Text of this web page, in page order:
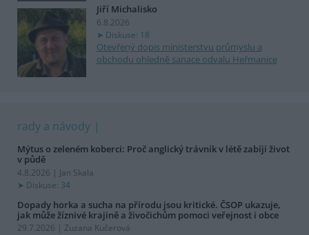
Jiří Michalisko
6.8.2026
Diskuse: 18
Otevřený dopis ministerstvu průmyslu a
obchodu ohledně sanace odvalu Heřmanice
rady a návody
Mýtus o zeleném koberci: Proč anglický trávník v létě zabíjí život
v půdě
4.8.2026 | Jan Skala
Diskuse: 34
Dopady horka a sucha na přírodu jsou kritické. ČSOP ukazuje,
jak může žíznivé krajině a živočichům pomoci veřejnost i obce
29.7.2026 | Zuzana Kučerová